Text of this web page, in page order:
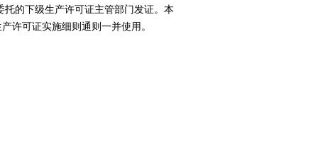
的下级生产许可证主管部门发证。本
许可证实施细则通则一并使用。